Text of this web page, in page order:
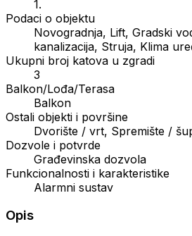
1.
Podaci o objektu
Novogradnja, Lift, Gradski
kanalizacija, Struja, Klima
Ukupni broj katova u zgradi
3
Balkon/Lođa/Terasa
Balkon
Ostali objekti i površine
Dvorište / vrt, Spremište /
Dozvole i potvrde
Građevinska dozvola
Funkcionalnosti i karakteristike
Alarmni sustav
Opis